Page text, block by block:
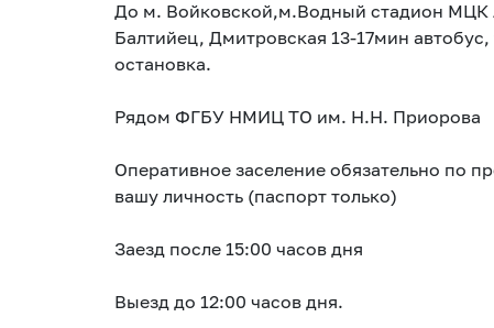
До м. Войковской,м.Водный стадион
Балтийец, Дмитровская 13-17мин
остановка.
Рядом ФГБУ НМИЦ ТО им. Н.Н. Приорова
Оперативное заселение обязательно по
вашу личность (паспорт только)
Заезд после 15:00 часов дня
Выезд до 12:00 часов дня.